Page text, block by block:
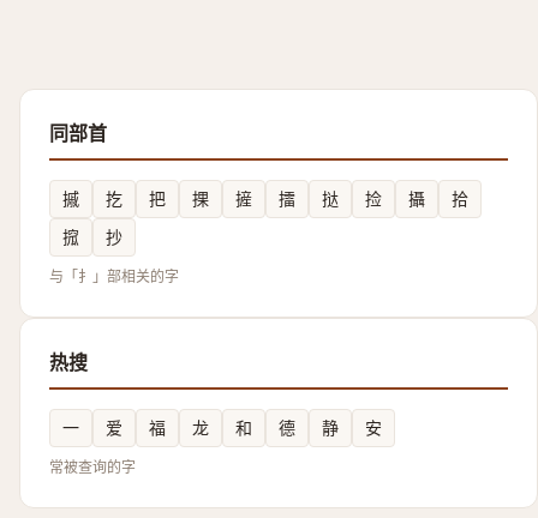
同部首
摵 扢 把 捰 摌 擂 挞 捡 攝
拾
搲
抄
与「扌」部相关的字
热搜
一 爱 福 龙 和 德 静 安
常被查询的字